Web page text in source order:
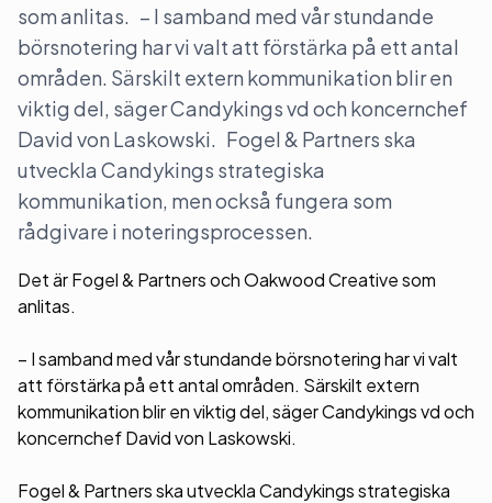
som anlitas. – I samband med vår stundande
börsnotering har vi valt att förstärka på ett antal
områden. Särskilt extern kommunikation blir en
viktig del, säger Candykings vd och koncernchef
David von Laskowski. Fogel & Partners ska
utveckla Candykings strategiska
kommunikation, men också fungera som
rådgivare i noteringsprocessen.
Det är Fogel & Partners och Oakwood Creative som
anlitas.
– I samband med vår stundande börsnotering har vi valt
att förstärka på ett antal områden. Särskilt extern
kommunikation blir en viktig del, säger Candykings vd och
koncernchef David von Laskowski.
Fogel & Partners ska utveckla Candykings strategiska